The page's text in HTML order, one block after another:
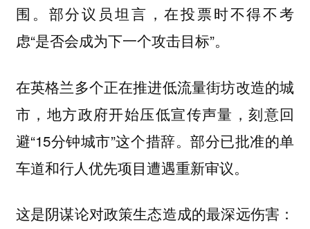
围。部分议员坦言，在投票时不得不考
虑“是否会成为下一个攻击目标”。
在英格兰多个正在推进低流量街坊改造的城
市，地方政府开始压低宣传声量，刻意回
避“15分钟城市”这个措辞。部分已批准的单
车道和行人优先项目遭遇重新审议。
这是阴谋论对政策生态造成的最深远伤害：